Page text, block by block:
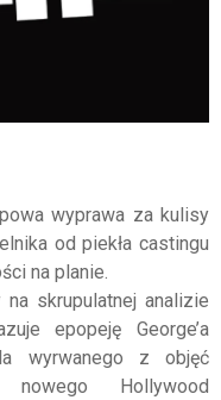
wyprawa za kulisy
od piekła castingu
na planie.
skrupulatnej analizie
epopeję George’a
wyrwanego z objęć
Hollywood